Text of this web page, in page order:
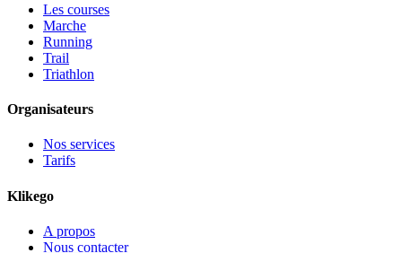
Les courses
Marche
Running
Trail
Triathlon
Organisateurs
Nos services
Tarifs
Klikego
A propos
Nous contacter